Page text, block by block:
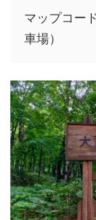
マップコー
車場）